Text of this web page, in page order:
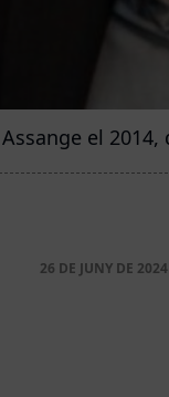
el
26 DE JUNY DE 2024